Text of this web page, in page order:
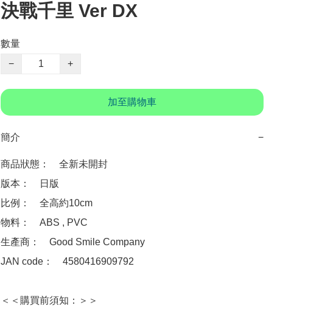
決戰千里 Ver DX
數量
−
+
加至購物車
簡介 −
商品狀態：　全新未開封
版本：　日版
比例：　全高約10cm
物料：　ABS , PVC
生產商：　Good Smile Company
JAN code：　4580416909792
＜＜購買前須知：＞＞